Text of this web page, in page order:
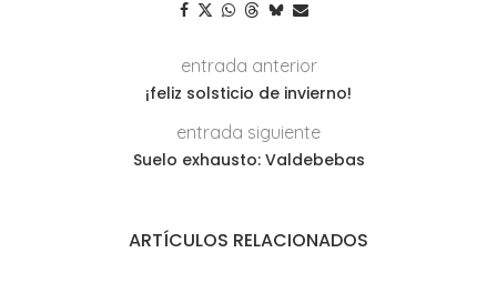
entrada anterior
¡feliz solsticio de invierno!
entrada siguiente
Suelo exhausto: Valdebebas
ARTÍCULOS RELACIONADOS